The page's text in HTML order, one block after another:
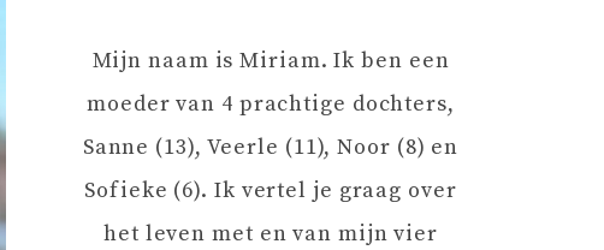
Mijn naam is Miriam. Ik ben een
moeder van 4 prachtige dochters,
Sanne (13), Veerle (11), Noor (8) en
Sofieke (6). Ik vertel je graag over
het leven met en van mijn vier